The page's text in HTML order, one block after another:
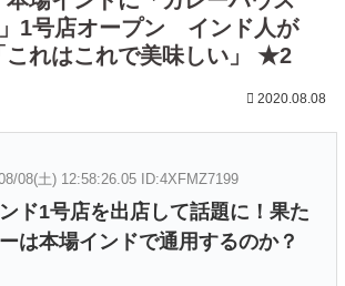
1号店オープン インド人が
これはこれで美味しい」 ★2
2020.08.08
08(土) 12:58:26.05 ID:4XFMZ7199
ド1号店を出店して話題に！果た
は本場インドで通用するのか？